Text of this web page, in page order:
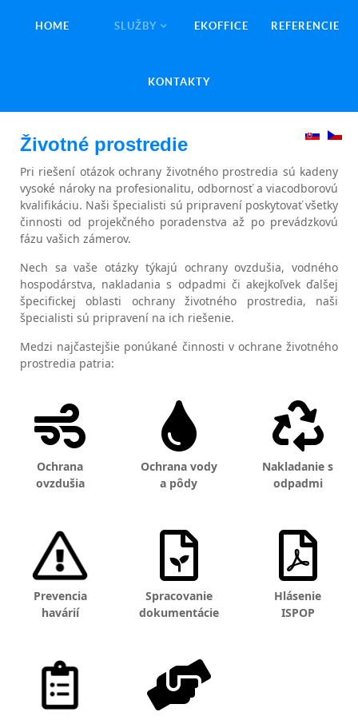
HOME SLUŽBY EKOFFICE REFERENCIE
KONTAKTY
Životné prostredie
Pri riešení otázok ochrany životného prostredia sú kadeny
vysoké nároky na profesionalitu, odbornosť a viacodborovú
kvalifikáciu. Naši špecialisti sú pripravení poskytovať všetky
činnosti od projekčného poradenstva až po prevádzkovú
fázu vašich zámerov.
Nech sa vaše otázky týkajú ochrany ovzdušia, vodného
hospodárstva, nakladania s odpadmi či akejkoľvek ďalšej
špecifickej oblasti ochrany životného prostredia, naši
špecialisti sú pripravení na ich riešenie.
Medzi najčastejšie ponúkané činnosti v ochrane životného
prostredia patria:
Ochrana
ovzdušia
Ochrana vody
a pôdy
Nakladanie s
odpadmi
Prevencia
havárií
Spracovanie
dokumentácie
Hlásenie
ISPOP